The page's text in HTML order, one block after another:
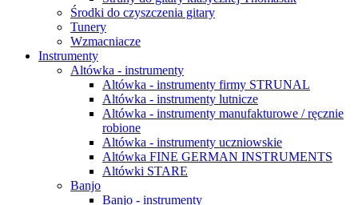
Środki do czyszczenia gitary
Tunery
Wzmacniacze
Instrumenty
Altówka - instrumenty
Altówka - instrumenty firmy STRUNAL
Altówka - instrumenty lutnicze
Altówka - instrumenty manufakturowe / ręcznie
robione
Altówka - instrumenty uczniowskie
Altówka FINE GERMAN INSTRUMENTS
Altówki STARE
Banjo
Banjo - instrumenty